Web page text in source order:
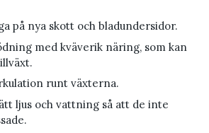
på nya skott och bladundersidor.
med kväverik näring, som kan
runt växterna.
ljus och vattning så att de inte